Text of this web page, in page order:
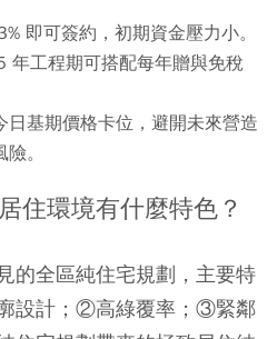
即可簽約，初期資金壓力小。
年工程期可搭配每年贈與免稅
日基期價格卡位，避開未來營造
。
住環境有什麼特色？
的全區純住宅規劃，主要特
設計；②高綠覆率；③緊鄰